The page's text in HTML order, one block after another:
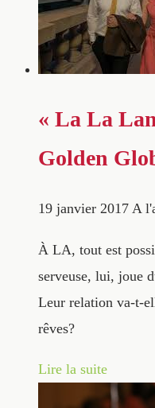
« La La
Golden
19 janvier 2017 A
À LA, tout est
serveuse, lui, joue
Leur relation va-t-
rêves?
Lire la suite